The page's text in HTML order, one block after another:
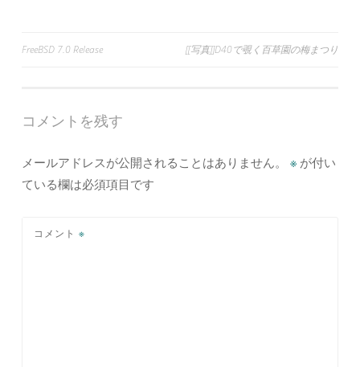
投
ビ
ー
FreeBSD 7.0 Release [[写真]]D40で覗く百草園の梅まつり
コメントを残す
メールアドレスが公開されることはありません。 ※ が付い
ている欄は必須項目です
コメント ※